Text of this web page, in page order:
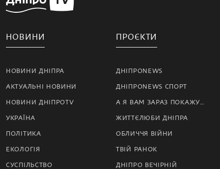
НОВИНИ
НОВИНИ ДНІПРА
АКТУАЛЬНІ НОВИНИ
НОВИНИ ДНІПРОTV
УКРАЇНА
ПОЛІТИКА
ЕКОЛОГІЯ
СУСПІЛЬСТВО
ПРОЄКТИ
ДНІПРОNEWS
ДНІПРОNEWS СПОРТ
А Я ВАМ ЗАРАЗ ПОКАЖУ…
ЖИТТЄЛЮБИ ДНІПРА
ОБЛИЧЧЯ ВІЙНИ
ТВІЙ РАНОК
ДНІПРО ВЕЧІРНІЙ